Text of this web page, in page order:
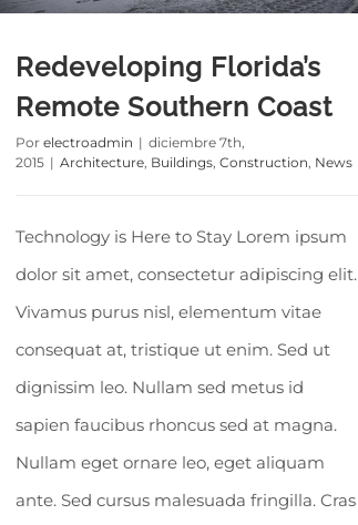
Redeveloping Florida’s
Remote Southern Coast
Por electroadmin | diciembre 7th,
2015 | Architecture Buildings Construction News
Technology is Here to Stay Lorem ipsum
dolor sit amet, consectetur adipiscing elit.
Vivamus purus nisl, elementum vitae
consequat at, tristique ut enim. Sed ut
dignissim leo. Nullam sed metus id
sapien faucibus rhoncus sed at magna.
Nullam eget ornare leo, eget aliquam
ante. Sed cursus malesuada fringilla. Cras